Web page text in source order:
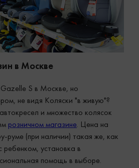
в Москве
Gazelle S в Москве, но
не видя Коляски "в живую"?
и множество колясок
розничном магазине. Цена на
руме (при наличии) такая же, как
ребенком, установка в
помощь в выборе.